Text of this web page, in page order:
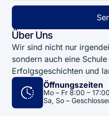
Über Uns
Wir sind nicht nur
sondern auch eine
Erfolgsgeschichten und
Öffnungszeiten
Mo – Fr 8:00 –
Sa, So –